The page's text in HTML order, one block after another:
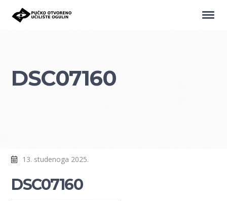
DSC07160
13. studenoga 2025.
DSC07160